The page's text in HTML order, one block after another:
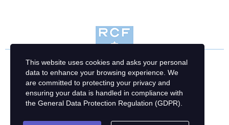
This website uses cookies and asks your personal
data to enhance your browsing experience. We
are committed to protecting your privacy and
ensuring your data is handled in compliance with
the General Data Protection Regulation (GDPR)